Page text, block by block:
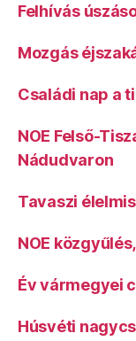
Felhívás
Mozgás
Családi nap a
NOE Felső-
Nádudvaron
Tavaszi
NOE
Év vármegyei
Húsvéti